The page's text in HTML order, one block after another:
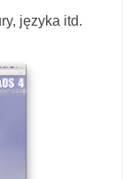
języka itd.